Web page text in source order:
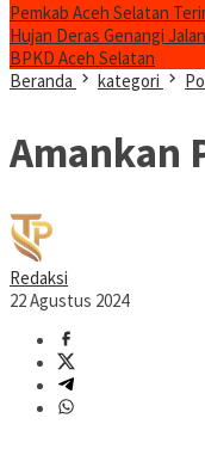
Pemkab Aceh Selatan
Hujan Deras Genangi
BPKD Aceh Selatan
Beranda
kategori
Amankan
Redaksi
22 Agustus 2024